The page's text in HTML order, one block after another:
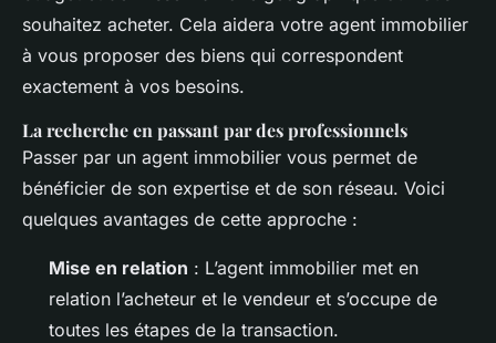
souhaitez acheter. Cela aidera votre agent immobilier
à vous proposer des biens qui correspondent
exactement à vos besoins.
La recherche en passant par des professionnels
Passer par un agent immobilier vous permet de
bénéficier de son expertise et de son réseau. Voici
quelques avantages de cette approche :
Mise en relation : L’agent immobilier met en
relation l’acheteur et le vendeur et s’occupe de
toutes les étapes de la transaction.